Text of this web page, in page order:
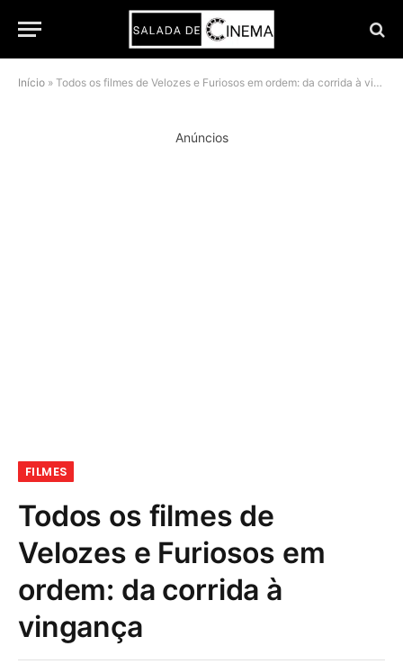
Início » Todos os filmes de Velozes e Furiosos em ordem: da corrida à vingança
Anúncios
FILMES
Todos os filmes de
Velozes e Furiosos em
ordem: da corrida à
vingança